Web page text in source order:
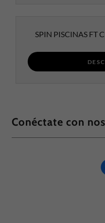
SPIN PISCINAS FT
Conéctate con